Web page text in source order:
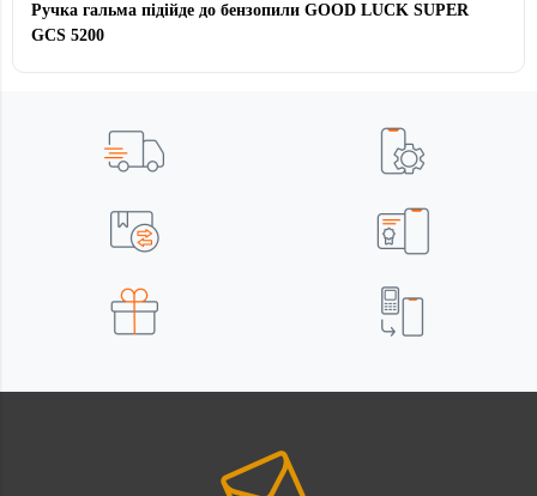
Ручка гальма підійде до бензопили GOOD LUCK SUPER
GCS 5200